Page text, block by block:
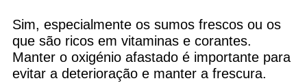
Sim, especialmente os sumos frescos ou os
que são ricos em vitaminas e corantes.
Manter o oxigénio afastado é importante para
evitar a deterioração e manter a frescura.